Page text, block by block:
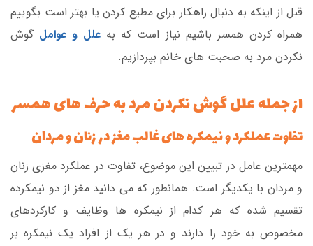
قبل از اینکه به دنبال راهکار برای مطیع کردن یا بهتر است بگوییم
همراه کردن همسر باشیم نیاز است که به علل و عواملگوش
نکردن مرد به صحبت های خانم بپردازیم.
از جمله علل گوش نکردن مرد به حرف های همسر
تفاوت عملکرد و نیمکره های غالب مغز در زنان و مردان
مهمترین عامل در تبیین این موضوع، تفاوت در عملکرد مغزی زنان
و مردان با یکدیگر است. همانطور که می دانید مغز از دو نیمکرده
تقسیم شده که هر کدام از نیمکره ها وظایف و کارکردهای
مخصوص به خود را دارند و در هر یک از افراد یک نیمکره بر